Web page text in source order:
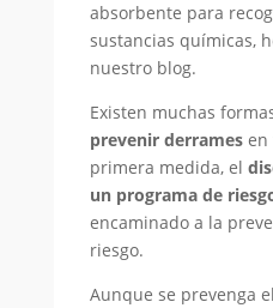
absorbente para
sustancias químicas,
nuestro blog.
Existen muchas
prevenir derramesen
primera medida, el
un programa de
encaminado a la
riesgo.
Aunque se prevenga